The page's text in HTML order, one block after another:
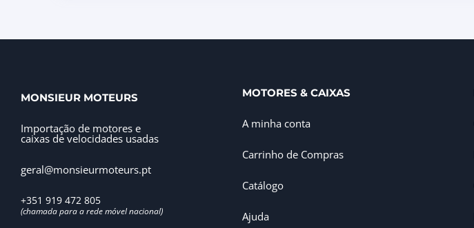
MONSIEUR MOTEURS
Importação de motores e
caixas de velocidades usadas
geral@monsieurmoteurs.pt
+351 919 472 805
(chamada para a rede móvel nacional)
MOTORES & CAIXAS
A minha conta
Carrinho de Compras
Catálogo
Ajuda